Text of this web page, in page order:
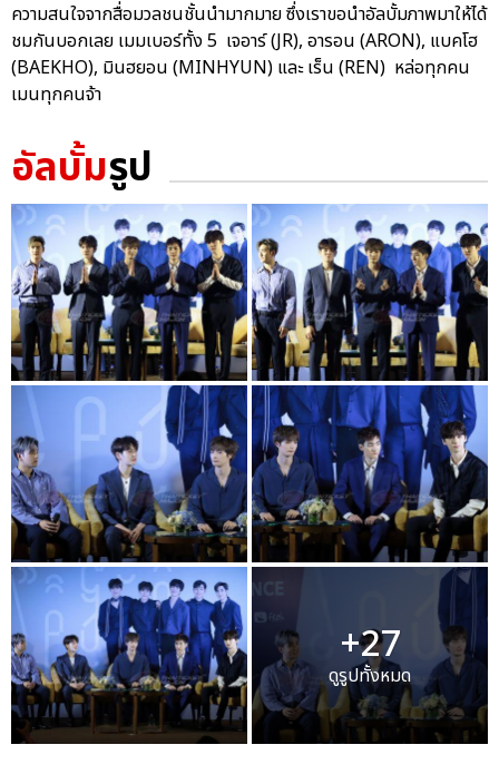
ความสนใจจากสื่อมวลชนชั้นนำมากมาย ซึ่งเราขอนำอัลบั้มภาพมาให้ได้
ชมกันบอกเลย เมมเบอร์ทั้ง 5 เจอาร์ (JR), อารอน (ARON), แบคโฮ
(BAEKHO), มินฮยอน (MINHYUN) และ เร็น (REN) หล่อทุกคน
เมนทุกคนจ้า
อัลบั้มรูป
+27
ดูรูปทั้งหมด